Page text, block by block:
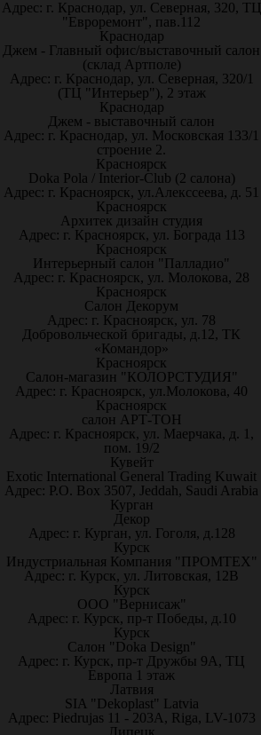
Адрес: г. Краснодар, ул. Северная, 320, ТЦ
"Евроремонт", пав.112
Краснодар
Джем - Главный офис/выставочный салон
(склад Артполе)
Адрес: г. Краснодар, ул. Северная, 320/1
(ТЦ "Интерьер"), 2 этаж
Краснодар
Джем - выставочный салон
Адрес: г. Краснодар, ул. Московская 133/1
строение 2.
Красноярск
Doka Pola / Interior-Club (2 салона)
Адрес: г. Красноярск, ул.Алекссеева, д. 51
Красноярск
Архитек дизайн студия
Адрес: г. Красноярск, ул. Бограда 113
Красноярск
Интерьерный салон "Палладио"
Адрес: г. Красноярск, ул. Молокова, 28
Красноярск
Салон Декорум
Адрес: г. Красноярск, ул. 78
Добровольческой бригады, д.12, ТК
«Командор»
Красноярск
Салон-магазин "КОЛОРСТУДИЯ"
Адрес: г. Красноярск, ул.Молокова, 40
Красноярск
салон АРТ-ТОН
Адрес: г. Красноярск, ул. Маерчака, д. 1,
пом. 19/2
Кувейт
Exotic International General Trading Kuwait
Адрес: P.O. Box 3507, Jeddah, Saudi Arabia
Курган
Декор
Адрес: г. Курган, ул. Гоголя, д.128
Курск
Индустриальная Компания "ПРОМТЕХ"
Адрес: г. Курск, ул. Литовская, 12В
Курск
ООО "Вернисаж"
Адрес: г. Курск, пр-т Победы, д.10
Курск
Салон "Doka Design"
Адрес: г. Курск, пр-т Дружбы 9А, ТЦ
Европа 1 этаж
Латвия
SIA "Dekoplast" Latvia
Адрес: Piedrujas 11 - 203A, Riga, LV-1073
Липецк